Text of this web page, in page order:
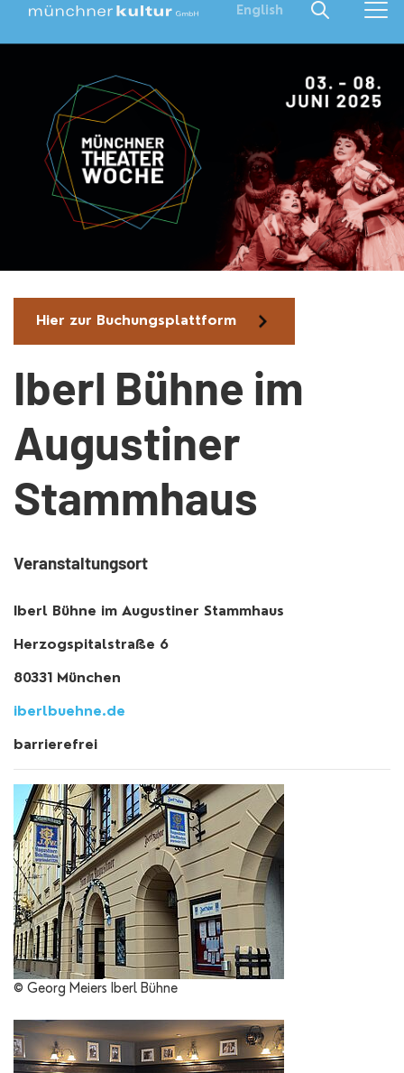
English
Hier zur Buchungsplattform
Iberl Bühne im
Augustiner
Stammhaus
Veranstaltungsort
Iberl Bühne im Augustiner Stammhaus
Herzogspitalstraße 6
80331 München
iberlbuehne.de
barrierefrei
© Georg Meiers Iberl Bühne